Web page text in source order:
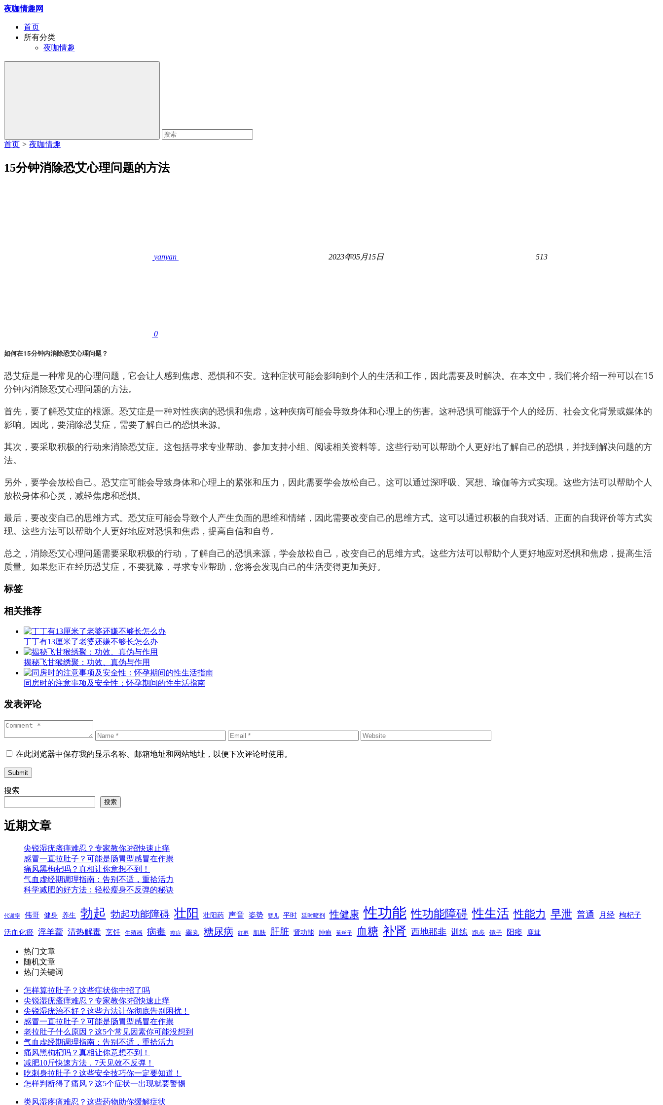
夜咖情趣网
首页
所有分类
夜咖情趣
首页 > 夜咖情趣
15分钟消除恐艾心理问题的方法
yanyan 2023年05月15日 513
0
如何在15分钟内消除恐艾心理问题？
恐艾症是一种常见的心理问题，它会让人感到焦虑、恐惧和不安。这种症状可能会影响到个人的生活和工作，因此需要及时解决。在本文中，我们将介绍一种可以在15
分钟内消除恐艾心理问题的方法。
首先，要了解恐艾症的根源。恐艾症是一种对性疾病的恐惧和焦虑，这种疾病可能会导致身体和心理上的伤害。这种恐惧可能源于个人的经历、社会文化背景或媒体的
影响。因此，要消除恐艾症，需要了解自己的恐惧来源。
其次，要采取积极的行动来消除恐艾症。这包括寻求专业帮助、参加支持小组、阅读相关资料等。这些行动可以帮助个人更好地了解自己的恐惧，并找到解决问题的方
法。
另外，要学会放松自己。恐艾症可能会导致身体和心理上的紧张和压力，因此需要学会放松自己。这可以通过深呼吸、冥想、瑜伽等方式实现。这些方法可以帮助个人
放松身体和心灵，减轻焦虑和恐惧。
最后，要改变自己的思维方式。恐艾症可能会导致个人产生负面的思维和情绪，因此需要改变自己的思维方式。这可以通过积极的自我对话、正面的自我评价等方式实
现。这些方法可以帮助个人更好地应对恐惧和焦虑，提高自信和自尊。
总之，消除恐艾心理问题需要采取积极的行动，了解自己的恐惧来源，学会放松自己，改变自己的思维方式。这些方法可以帮助个人更好地应对恐惧和焦虑，提高生活
质量。如果您正在经历恐艾症，不要犹豫，寻求专业帮助，您将会发现自己的生活变得更加美好。
标签
相关推荐
丁丁有13厘米了老婆还嫌不够长怎么办
揭秘飞甘猴绣聚：功效、真伪与作用
同房时的注意事项及安全性：怀孕期间的性生活指南
发表评论
在此浏览器中保存我的显示名称、邮箱地址和网站地址，以便下次评论时使用。
Submit
搜索
搜索
近期文章
尖锐湿疣瘙痒难忍？专家教你3招快速止痒
感冒一直拉肚子？可能是肠胃型感冒在作祟
痛风黑枸杞吗？真相让你意想不到！
气血虚经期调理指南：告别不适，重拾活力
科学减肥的好方法：轻松瘦身不反弹的秘诀
代谢率 伟哥 健身 养生 勃起 勃起功能障碍 壮阳 壮阳药 声音 姿势 婴儿 平时 延时喷剂 性健康 性功能 性功能障碍 性生活 性能力 早泄 普通 月经 枸杞子
活血化瘀 淫羊藿 清热解毒 烹饪 生殖器 病毒 癌症 睾丸 糖尿病 红枣 肌肤 肝脏 肾功能 肿瘤 菟丝子 血糖 补肾 西地那非 训练 跑步 镜子 阳痿 鹿茸
热门文章
随机文章
热门关键词
怎样算拉肚子？这些症状你中招了吗
尖锐湿疣瘙痒难忍？专家教你3招快速止痒
尖锐湿疣治不好？这些方法让你彻底告别困扰！
感冒一直拉肚子？可能是肠胃型感冒在作祟
老拉肚子什么原因？这5个常见因素你可能没想到
气血虚经期调理指南：告别不适，重拾活力
痛风黑枸杞吗？真相让你意想不到！
减肥10斤快速方法，7天见效不反弹！
吃刺身拉肚子？这些安全技巧你一定要知道！
怎样判断得了痛风？这5个症状一出现就要警惕
类风湿疼痛难忍？这些药物助你缓解症状